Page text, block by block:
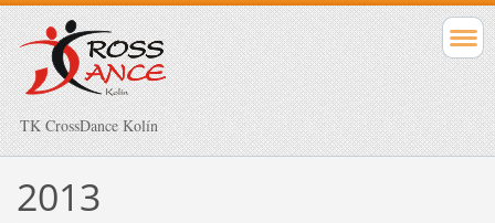
TK CrossDance Kolín
2013